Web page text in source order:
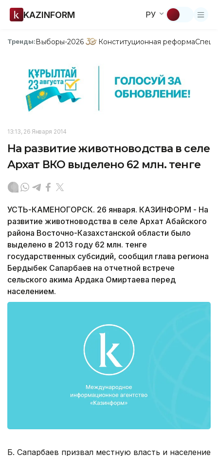
KAZINFORM РУ
Тренды:Выборы-2026 Конституционная реформа
13:13, 26 Января 2014
На развитие животноводства в селе
Архат ВКО выделено 62 млн. тенге
УСТЬ-КАМЕНОГОРСК. 26 января. КАЗИНФОРМ - На
развитие животноводства в селе Архат Абайского
района Восточно-Казахстанской области было
выделено в 2013 году 62 млн. тенге
государственных субсидий, сообщил глава региона
Бердыбек Сапарбаев на отчетной встрече
сельского акима Ардака Омиртаева перед
населением.
Б. Сапарбаев призвал местную власть и население